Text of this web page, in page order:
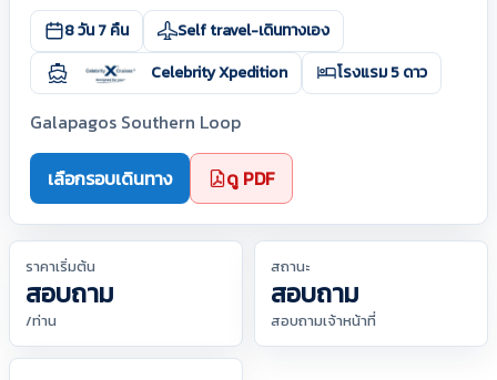
8 วัน 7 คืน
Self travel-เดินทางเอง
Celebrity Xpedition
โรงแรม 5 ดาว
Galapagos Southern Loop
เลือกรอบเดินทาง ดู PDF
ราคาเริ่มต้น
สอบถาม
/ท่าน
สถานะ
สอบถาม
สอบถามเจ้าหน้าที่